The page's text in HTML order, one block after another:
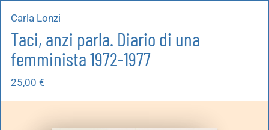
Carla Lonzi
Taci, anzi parla. Diario di una
femminista 1972-1977
25,00 €